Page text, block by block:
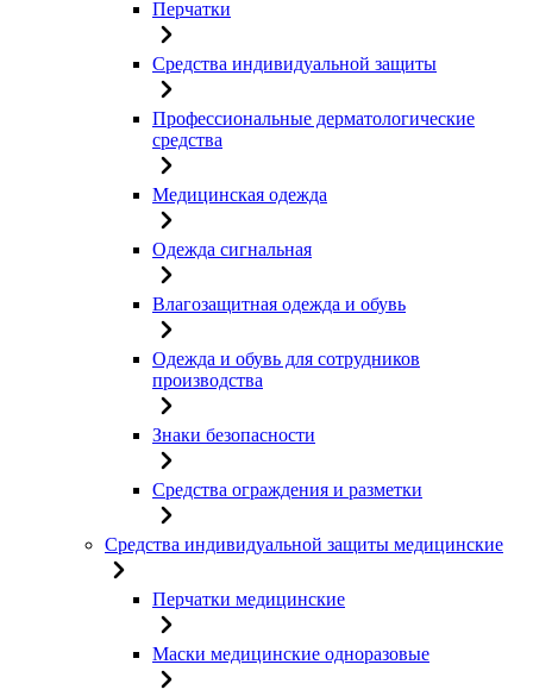
Перчатки
Средства индивидуальной защиты
Профессиональные дерматологические
средства
Медицинская одежда
Одежда сигнальная
Влагозащитная одежда и обувь
Одежда и обувь для сотрудников
производства
Знаки безопасности
Средства ограждения и разметки
Средства индивидуальной защиты медицинские
Перчатки медицинские
Маски медицинские одноразовые